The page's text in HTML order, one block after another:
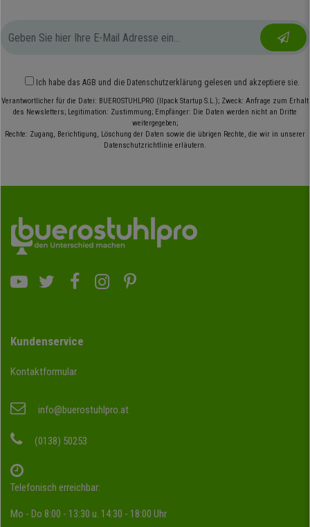
Ich habe das AGB und die Datenschutzerklärung gelesen und akzeptiere sie.
Verantwortlicher für die Datei: BUEROSTUHLPRO (Ilpack Startup S.L.); Zweck: Anfrage zum Erhalt
des Newsletters; Legitimation: Zustimmung; Empfänger: Die Daten werden nicht an Dritte
weitergegeben;
Rechte: Zugang, Berichtigung, Löschung der Daten sowie die übrigen Rechte, die wir in unserer
Datenschutzrichtlinie erläutern.
Kundenservice
Kontaktformular
info@buerostuhlpro.at
(0138) 50253
Telefonisch erreichbar:
Mo - Do 8:00 - 13:30 u. 14:30 - 18:00 Uhr